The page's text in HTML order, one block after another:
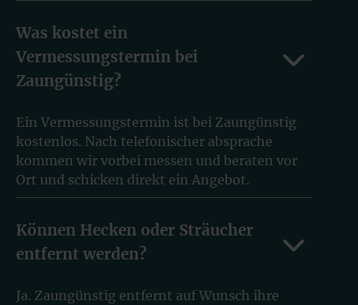
Was kostet ein
Vermessungstermin bei
Zaungünstig?
Ein Vermessungstermin ist bei Zaungünstig
kostenlos. Nach telefonischer absprache
kommen wir vorbei messen und beraten vor
Ort und schicken direkt ein Angebot.
Können Hecken oder Sträucher
entfernt werden?
Ja. Zaungünstig entfernt auf Wunsch ihre